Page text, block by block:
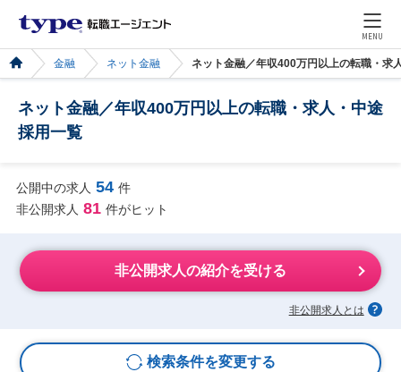
MENU
金融 ネット金融 ネット金融／年収400万円以上の転職・求
ネット金融／年収400万円以上の転職・求人・中途
採用一覧
公開中の求人 54 件
非公開求人 81 件がヒット
非公開求人の紹介を受ける
非公開求人とは
検索条件を変更する